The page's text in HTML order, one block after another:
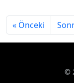
« Önceki
©